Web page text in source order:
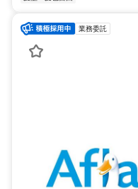
業務委託